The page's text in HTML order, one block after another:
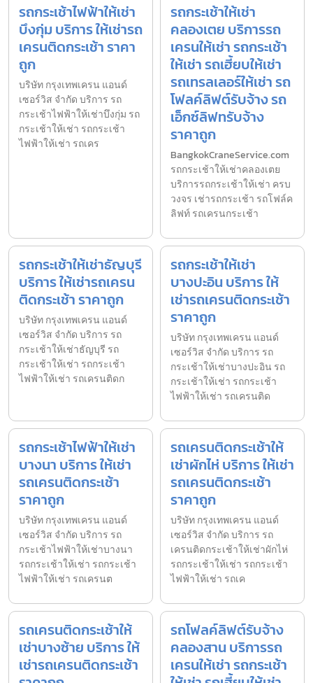
รถกระเช้าไฟฟ้าให้เช่า
บึงกุ่ม บริการ ให้เช่ารถ
เครนติดกระเช้า ราคา
ถูก
บริษัท กรุงเทพเครน แอนด์
เซอร์วิส จำกัด บริการ รถ
กระเช้าไฟฟ้าให้เช่าบึงกุ่ม รถ
กระเช้าให้เช่า รถกระเช้า
ไฟฟ้าให้เช่า รถเคร
รถกระเช้าให้เช่า
คลองเตย บริการรถ
เครนให้เช่า รถกระเช้า
ให้เช่า รถเฮี้ยบให้เช่า
รถเทรลเลอร์ให้เช่า รถ
โฟลค์ลิฟต์รับจ้าง รถ
เอ็กซ์ลิฟทรับจ้าง
ราคาถูก
BangkokCraneService.com
รถกระเช้าให้เช่าคลองเตย
บริการรถกระเช้าให้เช่า ครบ
วงจร เช่ารถกระเช้า รถโฟล์ค
ลิฟท์ รถเครนกระเช้า
รถกระเช้าให้เช่าธัญบุรี
บริการ ให้เช่ารถเครน
ติดกระเช้า ราคาถูก
บริษัท กรุงเทพเครน แอนด์
เซอร์วิส จำกัด บริการ รถ
กระเช้าให้เช่าธัญบุรี รถ
กระเช้าให้เช่า รถกระเช้า
ไฟฟ้าให้เช่า รถเครนติดก
รถกระเช้าให้เช่า
บางปะอิน บริการ ให้
เช่ารถเครนติดกระเช้า
ราคาถูก
บริษัท กรุงเทพเครน แอนด์
เซอร์วิส จำกัด บริการ รถ
กระเช้าให้เช่าบางปะอิน รถ
กระเช้าให้เช่า รถกระเช้า
ไฟฟ้าให้เช่า รถเครนติด
รถกระเช้าไฟฟ้าให้เช่า
บางนา บริการ ให้เช่า
รถเครนติดกระเช้า
ราคาถูก
บริษัท กรุงเทพเครน แอนด์
เซอร์วิส จำกัด บริการ รถ
กระเช้าไฟฟ้าให้เช่าบางนา
รถกระเช้าให้เช่า รถกระเช้า
ไฟฟ้าให้เช่า รถเครนต
รถเครนติดกระเช้าให้
เช่าผักไห่ บริการ ให้เช่า
รถเครนติดกระเช้า
ราคาถูก
บริษัท กรุงเทพเครน แอนด์
เซอร์วิส จำกัด บริการ รถ
เครนติดกระเช้าให้เช่าผักไห่
รถกระเช้าให้เช่า รถกระเช้า
ไฟฟ้าให้เช่า รถเค
รถเครนติดกระเช้าให้
เช่าบางซ้าย บริการ ให้
เช่ารถเครนติดกระเช้า
รถโฟลค์ลิฟต์รับจ้าง
คลองสาน บริการรถ
เครนให้เช่า รถกระเช้า